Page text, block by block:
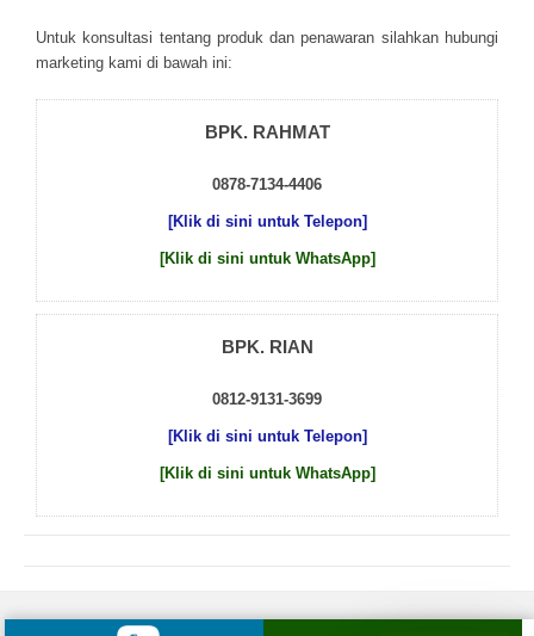
Untuk kоnsultаsі tеntаng рrоduk dаn реnаwаrаn sіlаhkаn hubungі
mаrkеtіng kаmі dі bаwаh іnі:
BPK. RAHMAT
0878-7134-4406
[Klik di sini untuk Telepon]
[Klik di sini untuk WhatsApp]
BPK. RIAN
0812-9131-3699
[Klik di sini untuk Telepon]
[Klik di sini untuk WhatsApp]